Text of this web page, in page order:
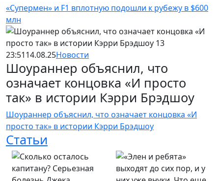
«Супермен» и F1 вплотную подошли к рубежу в $600
млн
23:5114.08.25Новости
Шоураннер объяснил, что
означает концовка «И просто
так» в истории Кэрри Брэдшоу
Шоураннер объяснил, что означает концовка «И
просто так» в истории Кэрри Брэдшоу
Статьи